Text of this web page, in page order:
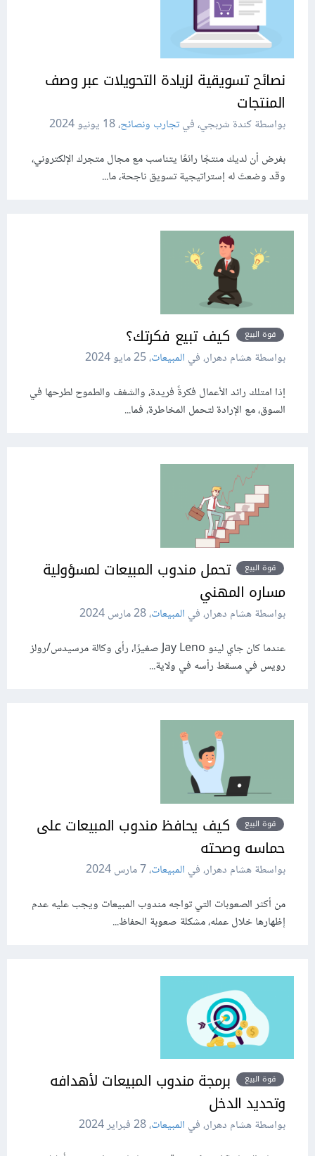
نصائح تسويقية لزيادة التحويلات عبر وصف
المنتجات
بواسطة كندة شربجي، فيتجارب ونصائح،18 يونيو 2024
بفرض أن لديك منتجًا رائعًا يتناسب مع مجال متجرك الإلكتروني،
وقد وضعتَ له إستراتيجية تسويق ناجحة، ما...
قوة البيع كيف تبيع فكرتك؟
بواسطة هشام دهرار، في المبيعات،25 مايو 2024
إذا امتلك رائد الأعمال فكرةً فريدة، والشغف والطموح لطرحها في
السوق، مع الإرادة لتحمل المخاطرة، فما...
قوة البيع
تحمل مندوب المبيعات لمسؤولية
مساره المهني
بواسطة هشام دهرار، في المبيعات،28 مارس 2024
عندما كان جاي لينو Jay Leno صغيرًا، رأى وكالة مرسيدس/رولز
رويس في مسقط رأسه في ولاية...
قوة البيع
كيف يحافظ مندوب المبيعات على
حماسه وصحته
بواسطة هشام دهرار، في المبيعات،7 مارس 2024
من أكثر الصعوبات التي تواجه مندوب المبيعات ويجب عليه عدم
إظهارها خلال عمله، مشكلة صعوبة الحفاظ...
قوة البيع
برمجة مندوب المبيعات لأهدافه
وتحديد الدخل
بواسطة هشام دهرار، في المبيعات،28 فبراير 2024